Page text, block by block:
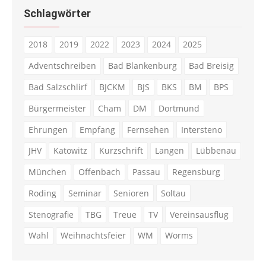
Schlagwörter
2018 2019 2022 2023 2024
2025
Adventschreiben
Bad Blankenburg
Bad Breisig
Bad Salzschlirf
BJCKM BJS BKS BM
BPS
Bürgermeister
Cham DM
Dortmund
Ehrungen
Empfang Fernsehen
Intersteno
JHV
Katowitz Kurzschrift Langen
Lübbenau
München
Offenbach Passau
Regensburg
Roding
Seminar Senioren
Soltau
Stenografie
TBG Treue TV
Vereinsausflug
Wahl
Weihnachtsfeier WM Worms